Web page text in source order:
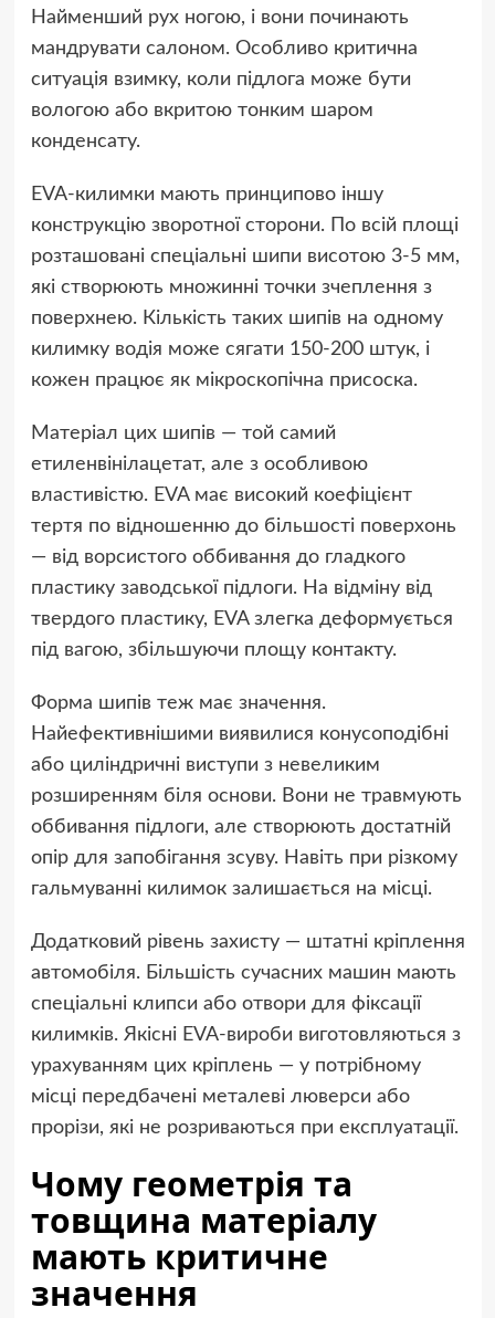
Найменший рух ногою, і вони починають
мандрувати салоном. Особливо критична
ситуація взимку, коли підлога може бути
вологою або вкритою тонким шаром
конденсату.
EVA-килимки мають принципово іншу
конструкцію зворотної сторони. По всій площі
розташовані спеціальні шипи висотою 3-5 мм,
які створюють множинні точки зчеплення з
поверхнею. Кількість таких шипів на одному
килимку водія може сягати 150-200 штук, і
кожен працює як мікроскопічна присоска.
Матеріал цих шипів — той самий
етиленвінілацетат, але з особливою
властивістю. EVA має високий коефіцієнт
тертя по відношенню до більшості поверхонь
— від ворсистого оббивання до гладкого
пластику заводської підлоги. На відміну від
твердого пластику, EVA злегка деформується
під вагою, збільшуючи площу контакту.
Форма шипів теж має значення.
Найефективнішими виявилися конусоподібні
або циліндричні виступи з невеликим
розширенням біля основи. Вони не травмують
оббивання підлоги, але створюють достатній
опір для запобігання зсуву. Навіть при різкому
гальмуванні килимок залишається на місці.
Додатковий рівень захисту — штатні кріплення
автомобіля. Більшість сучасних машин мають
спеціальні клипси або отвори для фіксації
килимків. Якісні EVA-вироби виготовляються з
урахуванням цих кріплень — у потрібному
місці передбачені металеві люверси або
прорізи, які не розриваються при експлуатації.
Чому геометрія та
товщина матеріалу
мають критичне
значення